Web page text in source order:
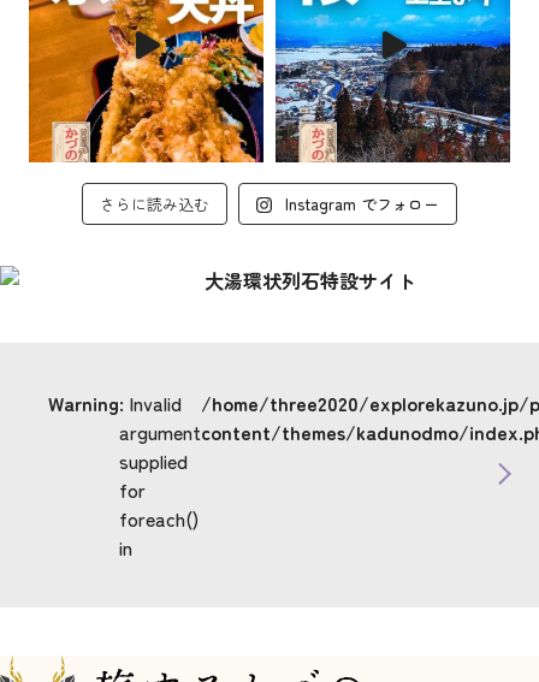
さらに読み込む Instagram でフォロー
Warning: Invalid
argument
supplied
for
foreach()
in
/home/three2020/
content/themes/kadunodmo/